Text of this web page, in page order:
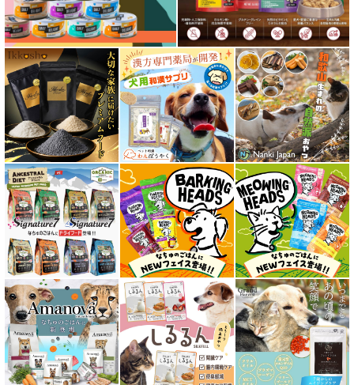
フリーズドライ ドッグフード
エアドライ ドッグフード
愛猫用ウェット300円以下コーナー
全年齢対応 フード for CAT
キトン用 フード for CAT
成猫用 フード for CAT
シニア猫用 フード for CAT
皮膚・被毛ケア対応 フード for CAT